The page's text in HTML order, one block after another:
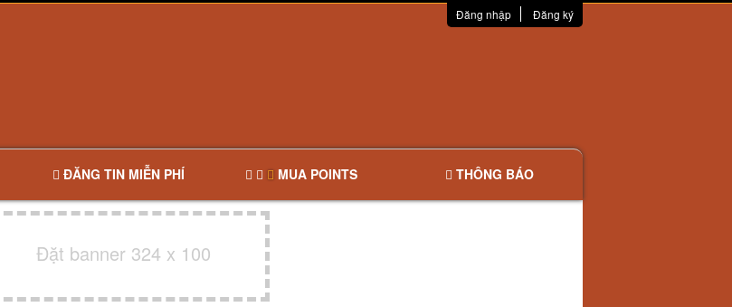
Đăng nhập Đăng ký
ĐĂNG TIN MIỄN PHÍ MUA POINTS THÔNG BÁO
Đặt banner 324 x 100